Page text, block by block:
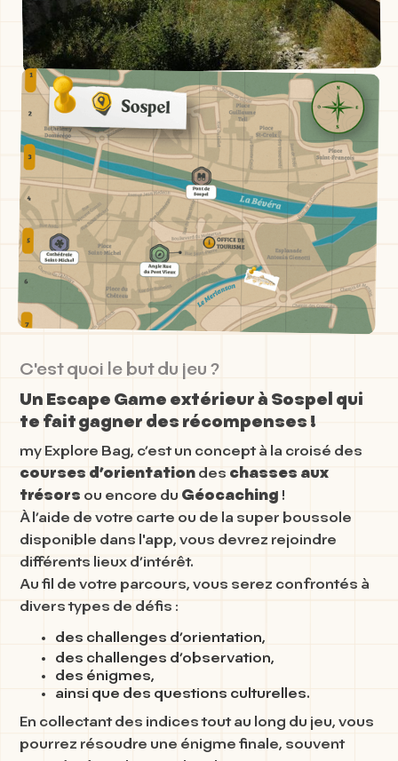
C'est quoi le but du jeu ?
Un Escape Game extérieur à Sospel qui
te fait gagner des récompenses !
my Explore Bag, c’est un concept à la croisé des
courses d’orientation des chasses aux
trésors ou encore du Géocaching !
À l’aide de votre carte ou de la super boussole
disponible dans l'app, vous devrez rejoindre
différents lieux d’intérêt.
Au fil de votre parcours, vous serez confrontés à
divers types de défis :
des challenges d’orientation,
des challenges d’observation,
des énigmes,
ainsi que des questions culturelles.
En collectant des indices tout au long du jeu, vous
pourrez résoudre une énigme finale, souvent